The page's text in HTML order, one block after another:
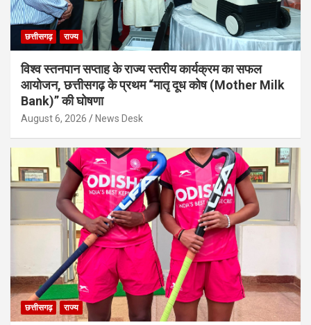
छत्तीसगढ़ राज्य
विश्व स्तनपान सप्ताह के राज्य स्तरीय कार्यक्रम का सफल
आयोजन, छत्तीसगढ़ के प्रथम “मातृ दूध कोष (Mother Milk
Bank)” की घोषणा
August 6, 2026 News Desk
छत्तीसगढ़ राज्य